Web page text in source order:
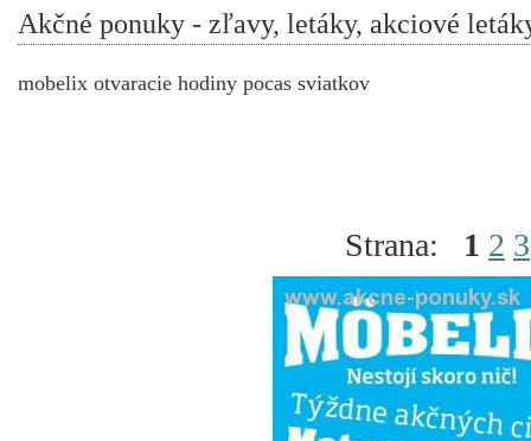
Akčné ponuky - zľavy, letáky, akciové
mobelix otvaracie hodiny pocas sviatkov
Strana: 1 2 3